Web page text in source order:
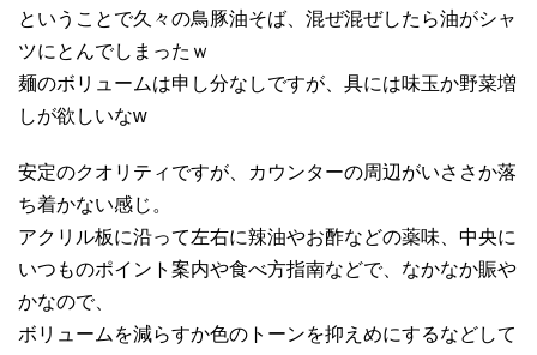
ということで久々の鳥豚油そば、混ぜ混ぜしたら油がシャ
ツにとんでしまったｗ
麺のボリュームは申し分なしですが、具には味玉か野菜増
しが欲しいなw
安定のクオリティですが、カウンターの周辺がいささか落
ち着かない感じ。
アクリル板に沿って左右に辣油やお酢などの薬味、中央に
いつものポイント案内や食べ方指南などで、なかなか賑や
かなので、
ボリュームを減らすか色のトーンを抑えめにするなどして